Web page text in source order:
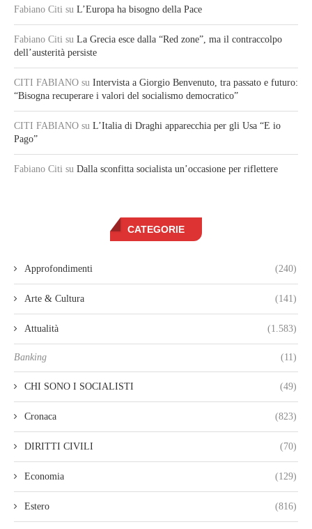
Fabiano Citi su L’Europa ha bisogno della Pace
Fabiano Citi su La Grecia esce dalla “Red zone”, ma il contraccolpo
dell’austerità persiste
CITI FABIANO su Intervista a Giorgio Benvenuto, tra passato e futuro:
“Bisogna recuperare i valori del socialismo democratico”
CITI FABIANO su L’Italia di Draghi apparecchia per gli Usa “E io
Pago”
Fabiano Citi su Dalla sconfitta socialista un’occasione per riflettere
CATEGORIE
Approfondimenti (240)
Arte & Cultura (141)
Attualità (1.583)
Banking (11)
CHI SONO I SOCIALISTI (49)
Cronaca (823)
DIRITTI CIVILI (70)
Economia (129)
Estero (816)